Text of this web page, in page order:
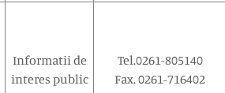
Informatii de
interes public
Tel.0261-805140
Fax. 0261-716402